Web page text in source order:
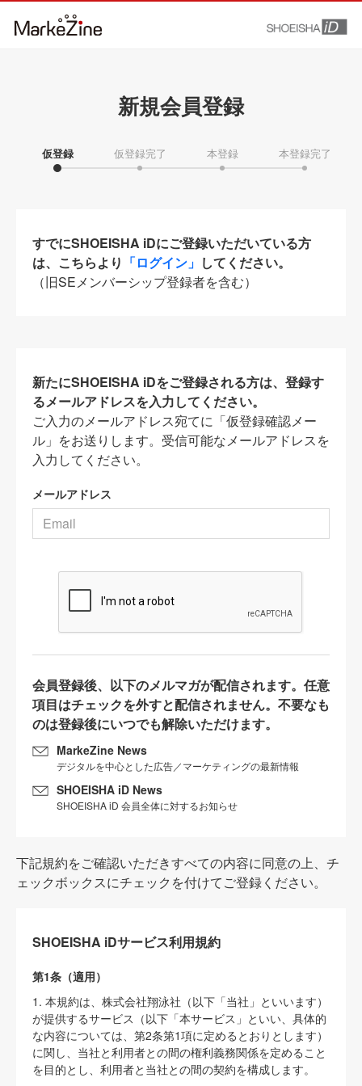
新規会員登録
仮登録 仮登録完了 本登録 本登録完了
すでにSHOEISHA iDにご登録いただいている方
は、こちらより 「ログイン」 してください。
（旧SEメンバーシップ登録者を含む）
新たにSHOEISHA iDをご登録される方は、登録す
るメールアドレスを入力してください。
ご入力のメールアドレス宛てに「仮登録確認メー
ル」をお送りします。受信可能なメールアドレスを
入力してください。
メールアドレス
会員登録後、以下のメルマガが配信されます。任意
項目はチェックを外すと配信されません。不要なも
のは登録後にいつでも解除いただけます。
MarkeZine News
デジタルを中心とした広告／マーケティングの最新情報
SHOEISHA iD News
SHOEISHA iD 会員全体に対するお知らせ
下記規約をご確認いただきすべての内容に同意の上、チ
ェックボックスにチェックを付けてご登録ください。
SHOEISHA iDサービス利用規約
第1条（適用）
1. 本規約は、株式会社翔泳社（以下「当社」といいます）
が提供するサービス（以下「本サービス」といい、具体的
な内容については、第2条第1項に定めるとおりとします）
に関し、当社と利用者との間の権利義務関係を定めること
を目的とし、利用者と当社との間の契約を構成します。